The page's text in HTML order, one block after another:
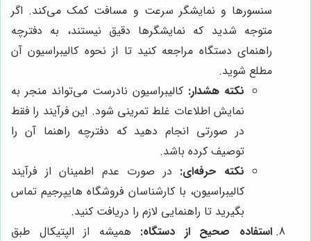
سنسورها و نمایشگر سرعت و مسافت کمک می‌کند. اگر
متوجه شدید که نمایشگرها دقیق نیستند، به دفترچه
راهنمای دستگاه مراجعه کنید تا از نحوه کالیبراسیون آن
مطلع شوید.
نکته هشدار: کالیبراسیون نادرست می‌تواند منجر به
نمایش اطلاعات غلط تمرینی شود. این فرآیند را فقط
در صورتی انجام دهید که دفترچه راهنما آن را
توصیف کرده باشد.
نکته حرفه‌ای: در صورت عدم اطمینان از فرآیند
کالیبراسیون، با کارشناسان فروشگاه هایپرجیم تماس
بگیرید تا راهنمایی لازم را دریافت کنید.
استفاده صحیح از دستگاه: همیشه از الپتیکال طبق